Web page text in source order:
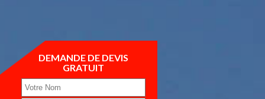
DEMANDE DE DEVIS
GRATUIT